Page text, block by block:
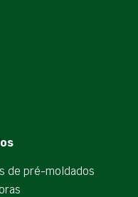
de pré-moldados